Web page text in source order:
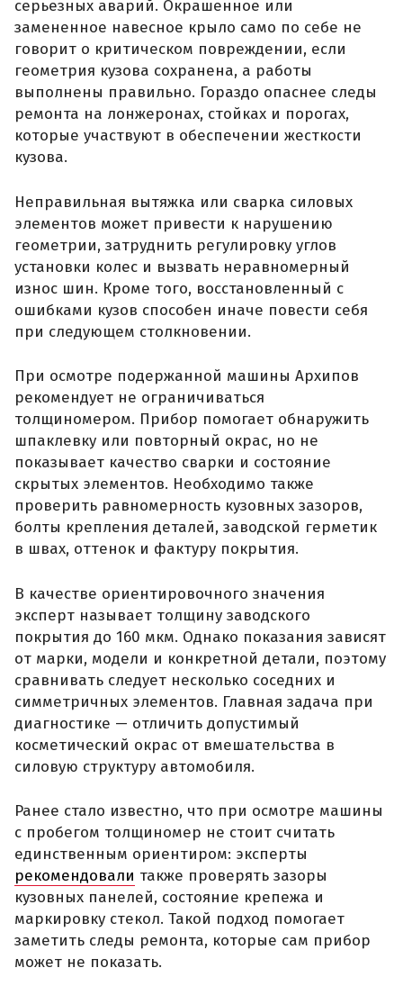
серьезных аварий. Окрашенное или
замененное навесное крыло само по себе не
говорит о критическом повреждении, если
геометрия кузова сохранена, а работы
выполнены правильно. Гораздо опаснее следы
ремонта на лонжеронах, стойках и порогах,
которые участвуют в обеспечении жесткости
кузова.
Неправильная вытяжка или сварка силовых
элементов может привести к нарушению
геометрии, затруднить регулировку углов
установки колес и вызвать неравномерный
износ шин. Кроме того, восстановленный с
ошибками кузов способен иначе повести себя
при следующем столкновении.
При осмотре подержанной машины Архипов
рекомендует не ограничиваться
толщиномером. Прибор помогает обнаружить
шпаклевку или повторный окрас, но не
показывает качество сварки и состояние
скрытых элементов. Необходимо также
проверить равномерность кузовных зазоров,
болты крепления деталей, заводской герметик
в швах, оттенок и фактуру покрытия.
В качестве ориентировочного значения
эксперт называет толщину заводского
покрытия до 160 мкм. Однако показания зависят
от марки, модели и конкретной детали, поэтому
сравнивать следует несколько соседних и
симметричных элементов. Главная задача при
диагностике — отличить допустимый
косметический окрас от вмешательства в
силовую структуру автомобиля.
Ранее стало известно, что при осмотре машины
с пробегом толщиномер не стоит считать
единственным ориентиром: эксперты
рекомендовали также проверять зазоры
кузовных панелей, состояние крепежа и
маркировку стекол. Такой подход помогает
заметить следы ремонта, которые сам прибор
может не показать.